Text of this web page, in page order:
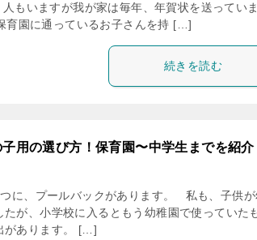
もいますが我が家は毎年、年賀状を送っていま
育園に通っているお子さんを持 […]
続きを読む
用の選び方！保育園〜中学生までを紹介
に、プールバックがあります。 私も、子供が
が、小学校に入るともう幼稚園で使っていた
があります。 […]